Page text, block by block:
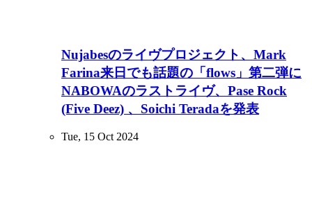
Nujabesのライヴプロジェクト、Mark
Farina来日でも話題の「flows」第二弾に
NABOWAのラストライヴ、Pase Rock
(Five Deez) 、Soichi Teradaを発表
Tue, 15 Oct 2024